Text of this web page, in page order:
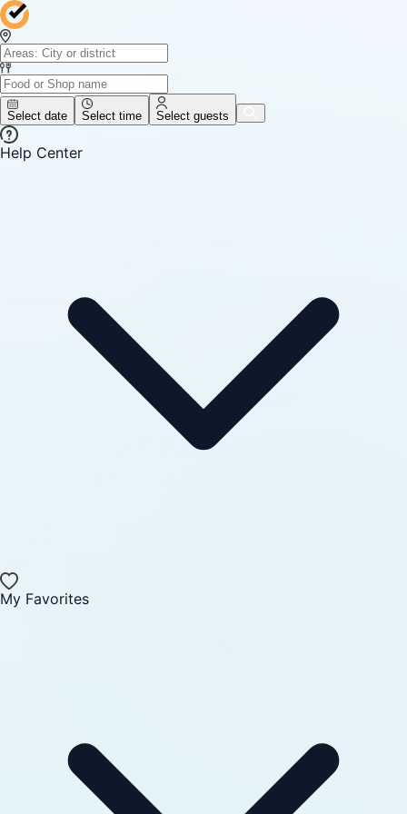
Select date Select time Select guests
Help Center
My Favorites